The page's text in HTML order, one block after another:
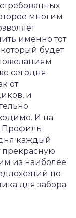
многим
именно тот
который будет
сегодня
от
и
И на
Профиль
каждый
из наиболее
по
для забора.